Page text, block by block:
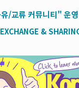
/교류 커뮤니티" 운영
&